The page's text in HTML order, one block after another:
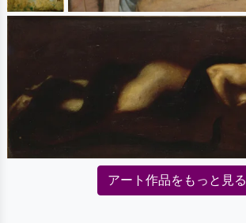
アート作品をもっと見る